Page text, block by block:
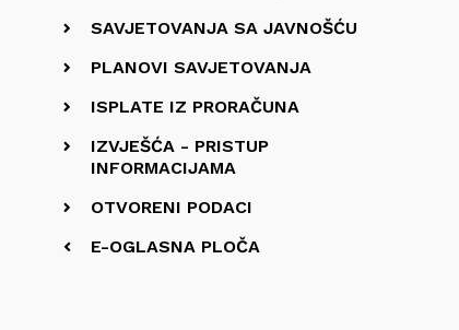
SAVJETOVANJA SA JAVNOŠĆU
PLANOVI SAVJETOVANJA
ISPLATE IZ PRORAČUNA
IZVJEŠĆA - PRISTUP
INFORMACIJAMA
OTVORENI PODACI
E-OGLASNA PLOČA